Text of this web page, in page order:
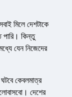
মিলে দেশটাকে
পারি। কিন্তু
যেন নিজেদের
কেবলমাত্র
দেশের